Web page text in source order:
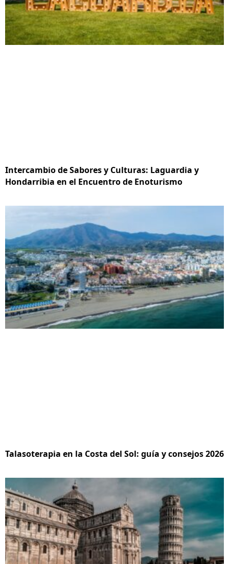
Intercambio de Sabores y Culturas: Laguardia y
Hondarribia en el Encuentro de Enoturismo
Talasoterapia en la Costa del Sol: guía y consejos 2026